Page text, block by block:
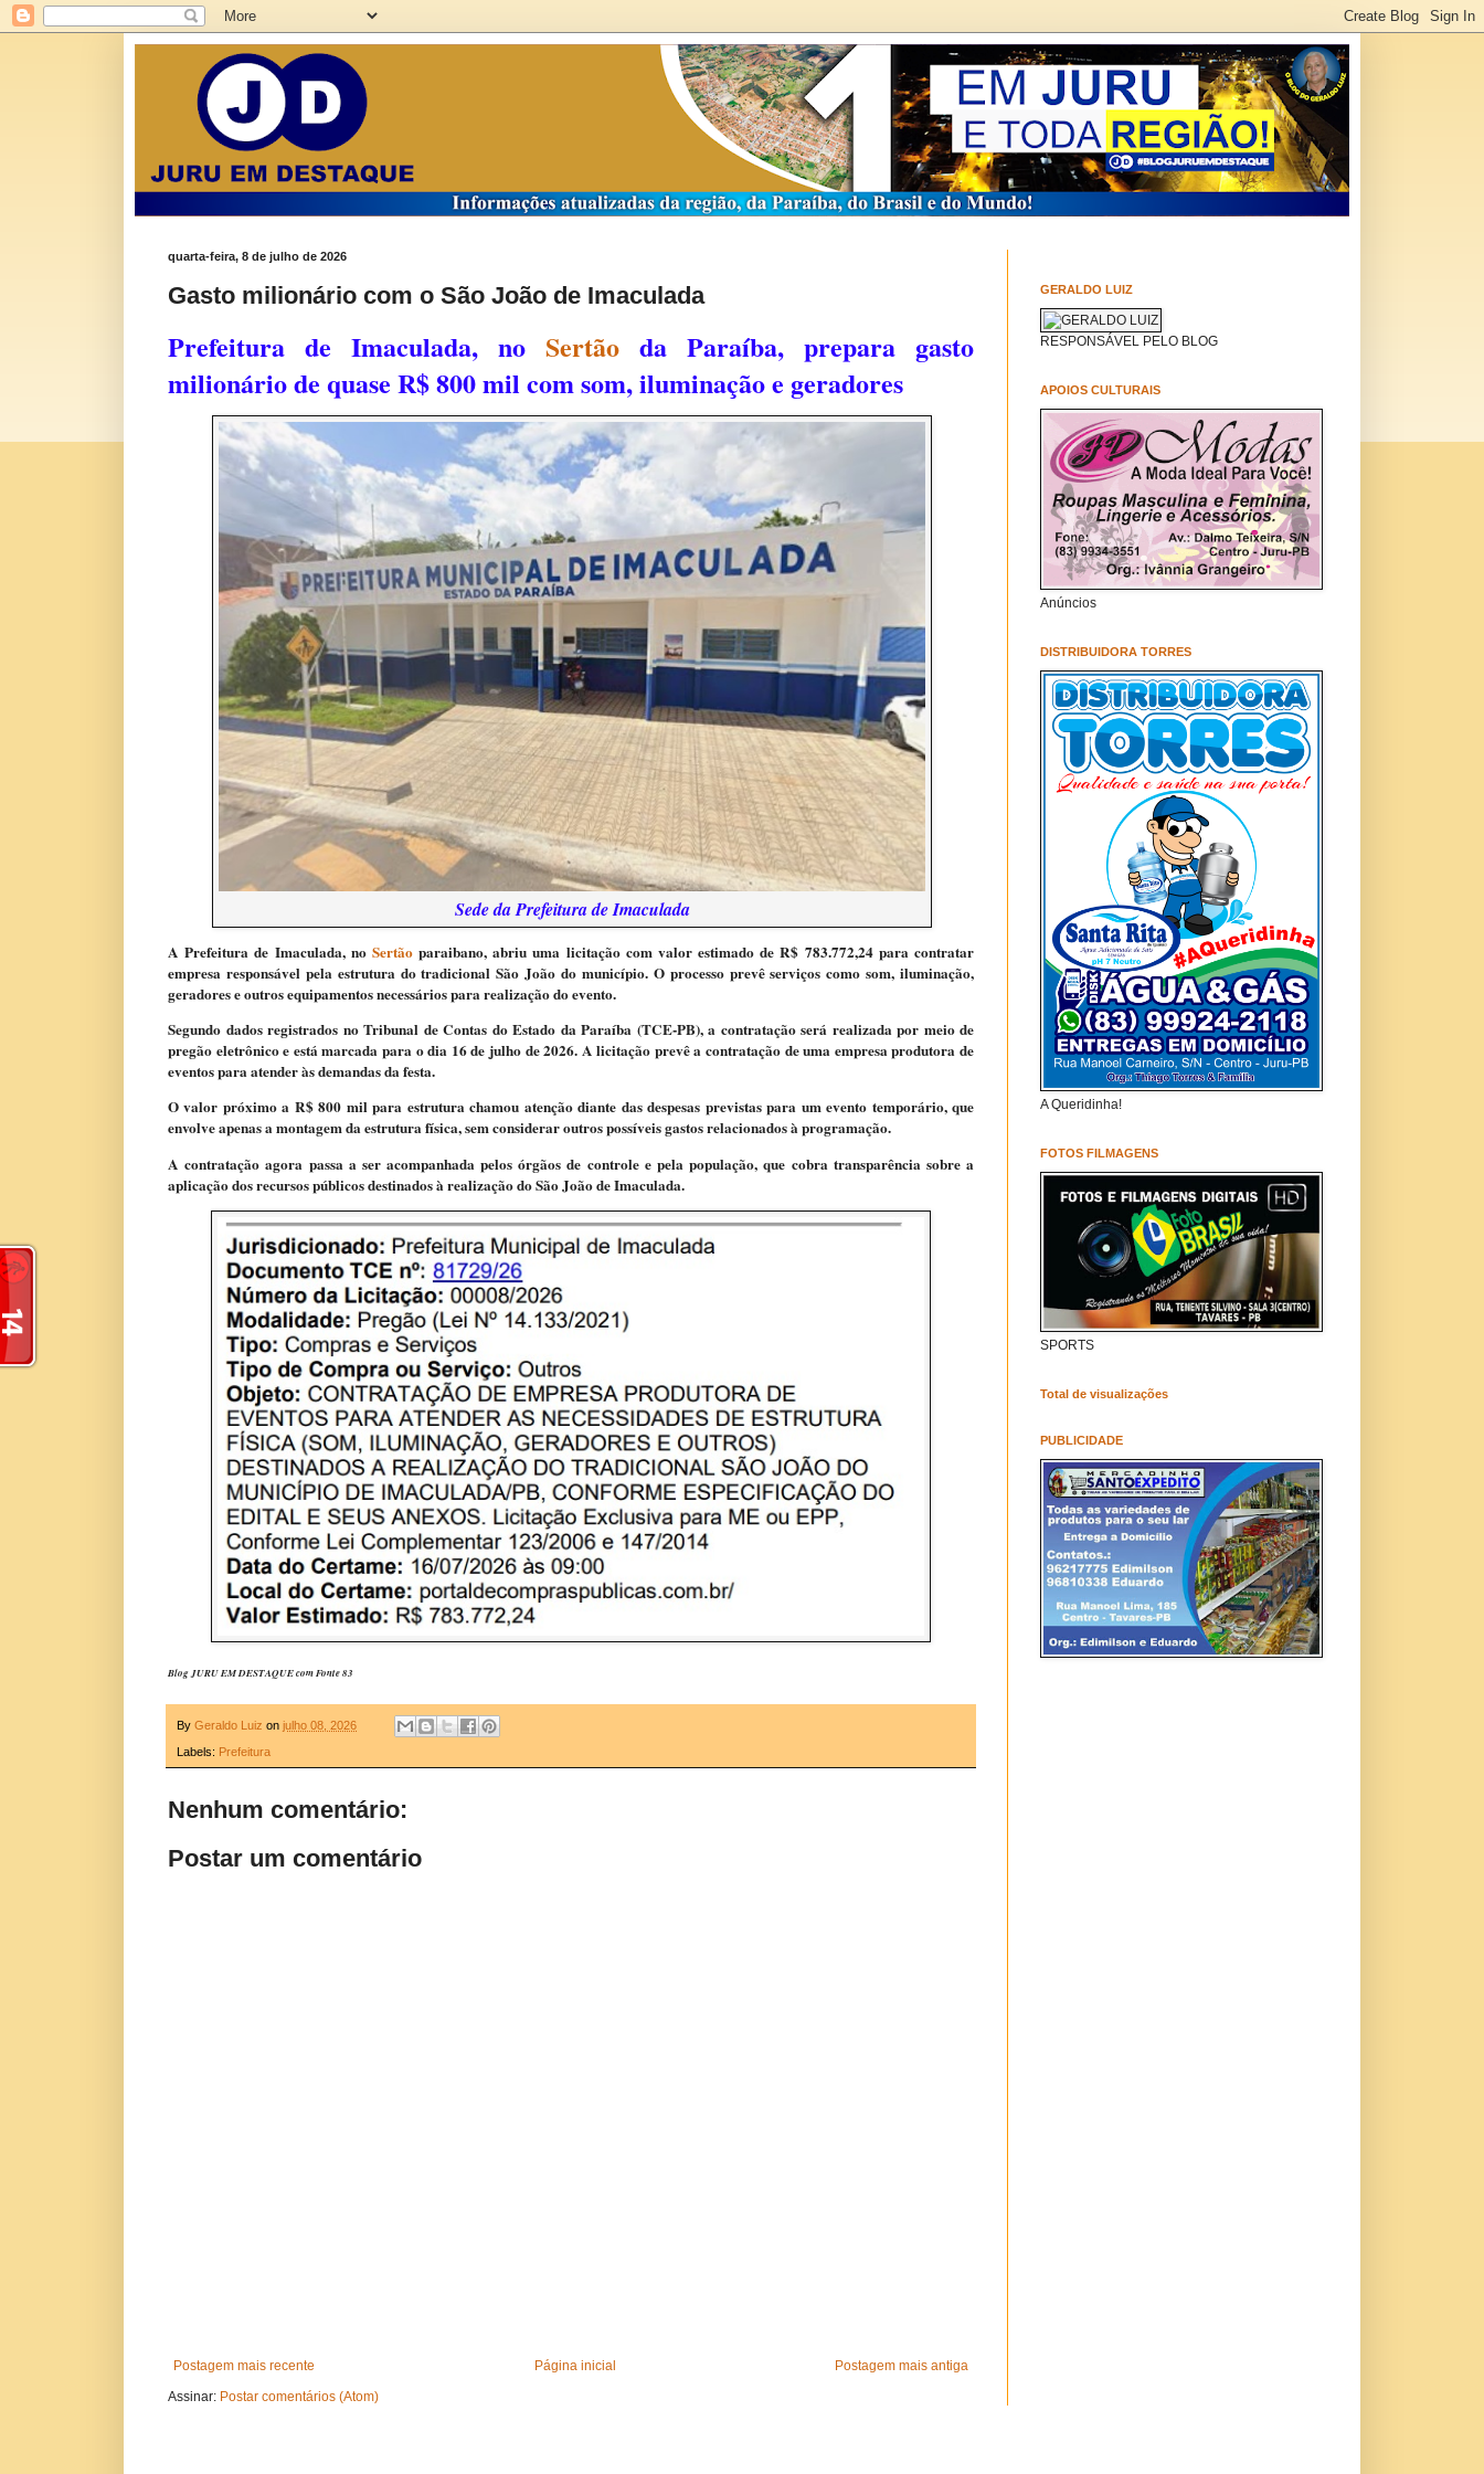
quarta-feira, 8 de julho de 2026
Gasto milionário com o São João de Imaculada
Prefeitura de Imaculada, no Sertão da Paraíba, prepara gasto
milionário de quase R$ 800 mil com som, iluminação e geradores
Sede da Prefeitura de Imaculada
A Prefeitura de Imaculada, no Sertãoparaibano, abriu uma licitação com valor estimado de R$ 783.772,24 para contratar
empresa responsável pela estrutura do tradicional São João do município. O processo prevê serviços como som, iluminação,
geradores e outros equipamentos necessários para realização do evento.
Segundo dados registrados no Tribunal de Contas do Estado da Paraíba (TCE-PB), a contratação será realizada por meio de
pregão eletrônico e está marcada para o dia 16 de julho de 2026. A licitação prevê a contratação de uma empresa produtora de
eventos para atender às demandas da festa.
O valor próximo a R$ 800 mil para estrutura chamou atenção diante das despesas previstas para um evento temporário, que
envolve apenas a montagem da estrutura física, sem considerar outros possíveis gastos relacionados à programação.
A contratação agora passa a ser acompanhada pelos órgãos de controle e pela população, que cobra transparência sobre a
aplicação dos recursos públicos destinados à realização do São João de Imaculada.
Blog JURU EM DESTAQUE com Fonte 83
By Geraldo Luiz on julho 08, 2026
Labels: Prefeitura
Nenhum comentário:
Postar um comentário
Postagem mais recente Postagem mais antiga
Página inicial
Assinar: Postar comentários (Atom)
GERALDO LUIZ
RESPONSÁVEL PELO BLOG
APOIOS CULTURAIS
Anúncios
DISTRIBUIDORA TORRES
A Queridinha!
FOTOS FILMAGENS
SPORTS
Total de visualizações
PUBLICIDADE